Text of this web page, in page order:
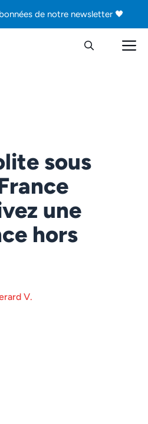
de notre newsletter 🖤
sous
une
hors
V.